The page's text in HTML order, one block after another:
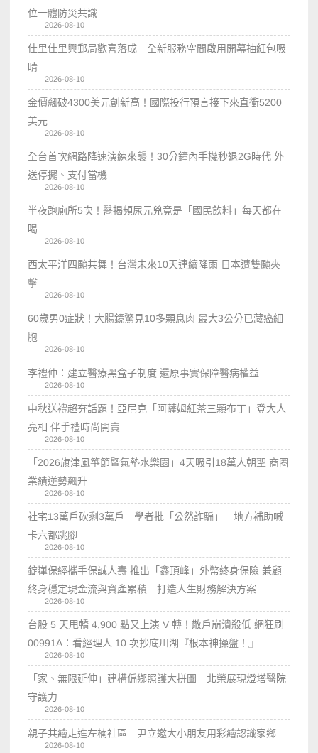
位一體防災共識
2026-08-10
佳里佳里興郵局歡喜落成 全新服務空間啟用開幕抽紅包吸
睛
2026-08-10
金價飆破4300美元創新高！國際投行預言接下來直衝5200
美元
2026-08-10
全台首次網路降速演練來襲！30分鐘內手機秒退2G時代 外
送停擺、支付當機
2026-08-10
半夜跑廁所5次！醫揭頻尿元兇竟是「國民飲料」每天都在
喝
2026-08-10
西太平洋四颱共舞！台灣未來10天連續降雨 日本遭雙颱夾
擊
2026-08-10
60歲男0症狀！大腸鏡驚見10多顆息肉 最大3公分已藏癌細
胞
2026-08-10
李禮仲：建立醫療黑盒子制度 還原事實保障醫病權益
2026-08-10
中秋送禮超夯話題！亞尼克「阿薩姆紅茶三顆布丁」登大人
亮相 伴手禮時尚開賣
2026-08-10
「2026旗津風箏節暨氣墊水樂園」4天吸引18萬人朝聖 商圈
業績逆勢飆升
2026-08-10
社宅13萬戶砍剩3萬戶 學者批「公然詐騙」 地方補助喊
卡六都跳腳
2026-08-10
錠嵂保經攜手保誠人壽 推出「鑫頂峰」外幣終身保險 兼顧
終身穩定現金流與資產累積 打造人生財務解決方案
2026-08-10
台股 5 天甩轎 4,900 點又上演 V 轉！散戶崩潰殺低 網狂刷
00991A：看經理人 10 次抄底川湖『根本神操盤！』
2026-08-10
「家、無限延伸」建構偏鄉照護大拼圖 北榮展現燈塔醫院
守護力
2026-08-10
親子共繪走進左楠社區 尹立邀大小朋友用彩繪認識家鄉
2026-08-10